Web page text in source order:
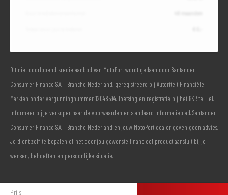
Dit niet doorlopend kredietaanbod van MotoPort wordt gedaan door Santander
Consumer Finance S.A. – Branche Nederland, geregistreerd bij Autoriteit Financiële
Markten onder vergunningnummer 12048594. Toetsing en registratie bij het BKR te Tiel.
Informeer bij je verkoper naar de voorwaarden en standaard informatieblad. Santander
Consumer Finance S.A. – Branche Nederland en jouw MotoPort dealer geven geen advies.
Je dient zelf te bepalen of het door jou gewenste financieel product aansluit bij je
wensen, behoeften en persoonlijke situatie.
Prijs